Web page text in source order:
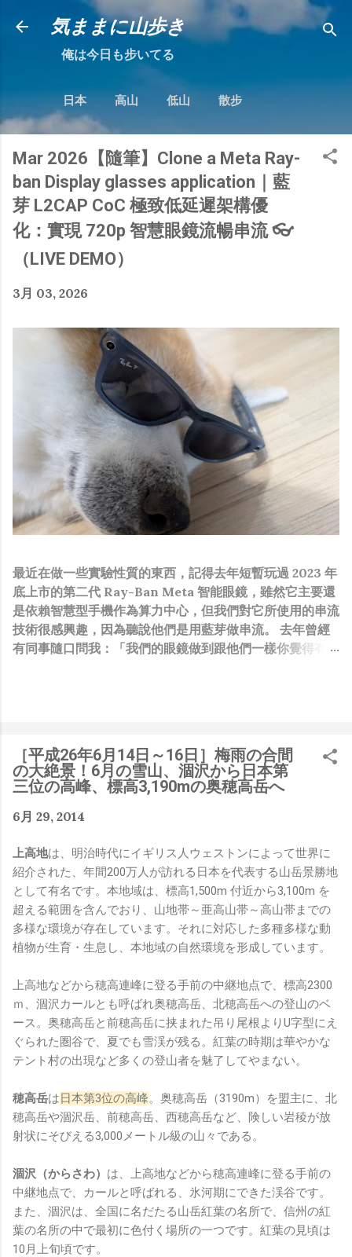
跳到主要內容
気ままに山歩き
俺は今日も步いてる
日本 高山 低山 散步
Mar 2026【隨筆】Clone a Meta Ray-
ban Display glasses application｜藍
芽 L2CAP CoC 極致低延遲架構優
化：實現 720p 智慧眼鏡流暢串流 👓
（LIVE DEMO）
3月 03, 2026
最近在做一些實驗性質的東西，記得去年短暫玩過 2023 年
底上市的第二代 Ray-Ban Meta 智能眼鏡，雖然它主要還
是依賴智慧型手機作為算力中心，但我們對它所使用的串流
技術很感興趣，因為聽說他們是用藍芽做串流。 去年曾經
有同事隨口問我：「我們的眼鏡做到跟他們一樣你覺得有可
人，那我還在這幹嘛？？？（笑）” 也記得更久以前，當我
們還在研究那個眼鏡時，常聽到像是：『 他們不知道用了
什麼黑科技 』，這類沒有建設性、不應該從 RD 嘴裡說出
來的話，而我也是不以為然。坦白講，以前每次只要聽到某
SW嘴砲經理（暫且以H君稱之），沒事就把『 黑科技 』
同樣身為RD，我只覺得 Shame on you！（打嘴炮、作
秀搶風頭、噁心帶風向、搞政治操作、把別人做事的成果搶
去幫自己抬轎、有鍋直接推給下屬扛、散佈同事私生活謠
言，還有職場霸凌，這些你他媽都頂級專業戶，除此之外沒
啥洨用了！） 一件理論上可以做到的事情，外行人的認知
被信息差，不懂加上沒實作能力去驗證，就什麼都變成黑科
也非啥黑科技，只是政府不讓你普通老百姓了解罷了。
Ray-ban Meta 的黑科技，講白了就是人家拉個百人團隊
在搞那支眼鏡，然後把軟體技能和硬體規格點滿，再加上極
致優化後的成果罷了！ 當時知道 Ray-Ban Meta 的智慧眼
鏡有塞入一個強大的 WiFi 6 晶片在裡面，一開始我猜測會
串流（確實 Meta 的智能眼鏡，在同步媒體時，會強制要
求開啟手機的 WiFi 開關，所以媒體同步應該是靠 WiFi 通
道做的），而去年初我也快速做了一個WiFi Direct 架構
級傳完，從眼鏡端將媒體串流到手機端更是不用說的順暢，
而且當時我們的媒體串流還是以未經編碼的方式傳透過
Socket 直接傳輸的（這表示傳輸時所需的頻寬會更大，功
耗據說也較大）。 後來因為 ...
［平成26年6月14日～16日］梅雨の合間
の大絶景！6月の雪山、涸沢から日本第
三位の高峰、標高3,190mの奥穂高岳へ
6月 29, 2014
上高地は、明治時代にイギリス人ウェストンによって世界に
紹介された、年間200万人が訪れる日本を代表する山岳景勝地
として有名です。本地域は、標高1,500m 付近から3,100m を
超える範囲を含んでおり、山地帯～亜高山帯～高山帯までの
多様な環境が存在しています。それに対応した多種多様な動
植物が生育・生息し、本地域の自然環境を形成しています。
上高地などから穂高連峰に登る手前の中継地点で、標高2300
ｍ、涸沢カールとも呼ばれ奥穂高岳、北穂高岳への登山のベ
ース。奥穂高岳と前穂高岳に挟まれた吊り尾根よりU字型にえ
ぐられた圏谷で、夏でも雪渓が残る。紅葉の時期は華やかな
テント村の出現など多くの登山者を魅了してやまない。
穂高岳は日本第3位の高峰。奥穂高岳（3190m）を盟主に、北
穂高岳や涸沢岳、前穂高岳、西穂高岳など、険しい岩稜が放
射状にそびえる3,000メートル級の山々である。
涸沢（からさわ） は、上高地などから穂高連峰に登る手前の
中継地点で、カールと呼ばれる、氷河期にできた渓谷です。
また、涸沢は、全国に名だたる山岳紅葉の名所で、信州の紅
葉の名所の中で最初に色付く場所の一つです。紅葉の見頃は
10月上旬頃です。